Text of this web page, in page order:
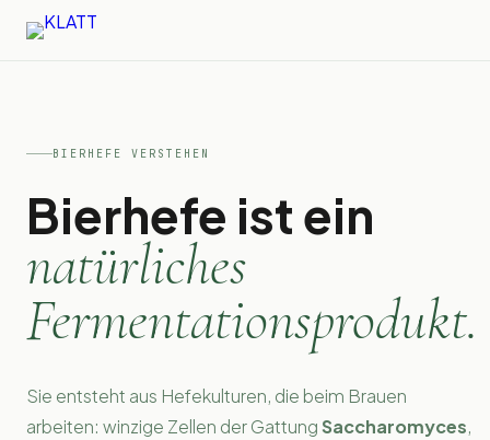
BIERHEFE VERSTEHEN
Bierhefe ist ein
natürliches
Fermentationsprodukt.
Sie entsteht aus Hefekulturen, die beim Brauen
arbeiten: winzige Zellen der GattungSaccharomyces,